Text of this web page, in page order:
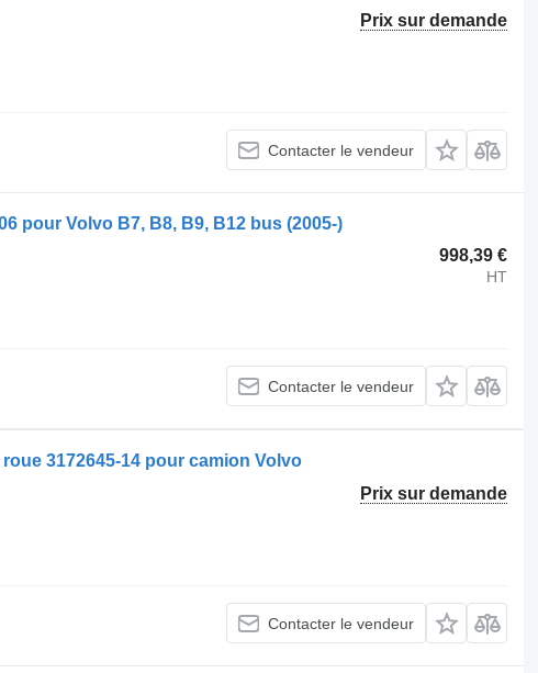
Prix sur demande
Contacter le vendeur
pour Volvo B7, B8, B9, B12 bus (2005-)
998,39 €
HT
Contacter le vendeur
3172645-14 pour camion Volvo
Prix sur demande
Contacter le vendeur